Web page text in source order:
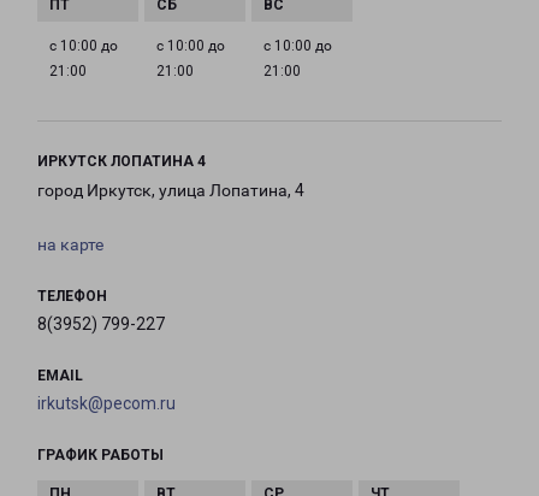
с 10:00 до
21:00
с 10:00 до
21:00
с 10:00 до
21:00
ИРКУТСК ЛОПАТИНА 4
город Иркутск, улица Лопатина, 4
на карте
ТЕЛЕФОН
8(3952) 799-227
EMAIL
irkutsk@pecom.ru
ГРАФИК РАБОТЫ